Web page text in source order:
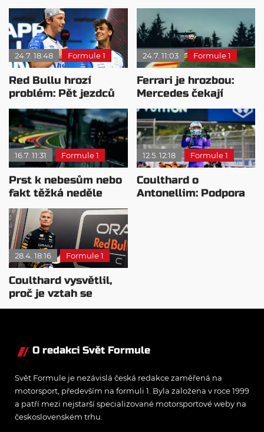
24.7. 18:48 Formule 1
Red Bullu hrozí
problém: Pět jezdců
na čtyři místa
24.7. 11:03 Formule 1
Ferrari je hrozbou:
Mercedes čekají
těžké rozhovory
16.7. 11:31 Formule 1
Prst k nebesům nebo
fakt těžká neděle
aneb Kvíz k VC Belgie
12.5. 12:18 Formule 1
Coulthard o
Antonellim: Podpora
28.4. 18:16 Formule 1
Coulthard vysvětlil,
proč je vztah se
závodním inženýrem
O redakci Svět Formule
Svět Formule je nezávislá česká redakce zaměřená na
motorsport, především na formuli 1. Byla založena v roce 1999
a patří mezi nejstarší specializované motorsportové weby na
československém trhu.